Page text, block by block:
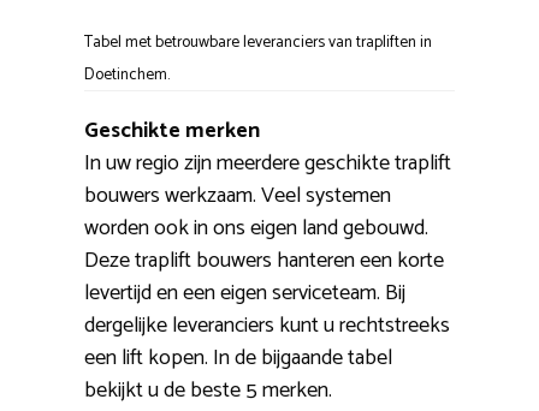
Tabel met betrouwbare leveranciers van trapliften in
Doetinchem.
Geschikte merken
In uw regio zijn meerdere geschikte traplift
bouwers werkzaam. Veel systemen
worden ook in ons eigen land gebouwd.
Deze traplift bouwers hanteren een korte
levertijd en een eigen serviceteam. Bij
dergelijke leveranciers kunt u rechtstreeks
een lift kopen. In de bijgaande tabel
bekijkt u de beste 5 merken.